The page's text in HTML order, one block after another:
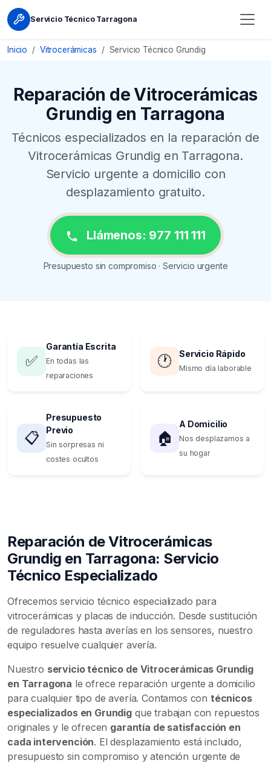
Servicio Técnico Tarragona
Inicio Vitrocerámicas Servicio Técnico Grundig
Reparación de Vitrocerámicas
Grundig en Tarragona
Técnicos especializados en la reparación de
Vitrocerámicas Grundig en Tarragona.
Servicio urgente a domicilio con
desplazamiento gratuito.
Llámenos: 977 111 111
Presupuesto sin compromiso · Servicio urgente
✅
Garantía Escrita
En todas las
reparaciones
🕐 Servicio Rápido
Mismo día laborable
📋
Presupuesto
Previo
Sin sorpresas ni
costes ocultos
🏠
A Domicilio
Nos desplazamos a
su hogar
Reparación de Vitrocerámicas
Grundig en Tarragona: Servicio
Técnico Especializado
Ofrecemos servicio técnico especializado para
vitrocerámicas y placas de inducción. Desde sustitución
de reguladores hasta averías en los sensores, nuestro
equipo resuelve cualquier avería.
Nuestro servicio técnico de Vitrocerámicas Grundig
en Tarragona le ofrece reparación urgente a domicilio
para cualquier tipo de avería. Contamos con técnicos
especializados en Grundig que trabajan con repuestos
originales y le ofrecen garantía de satisfacción en
cada intervención. El desplazamiento está incluido,
presupuesto sin compromiso y atención urgente de